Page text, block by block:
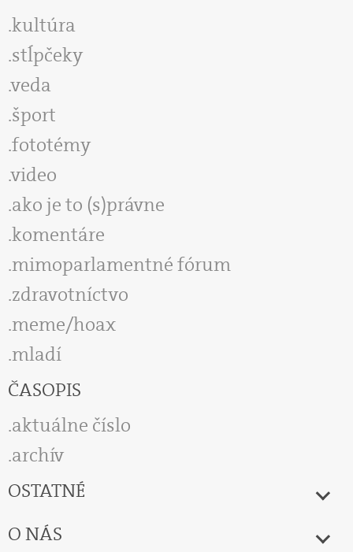
kultúra
stĺpčeky
veda
šport
fototémy
video
ako je to (s)právne
komentáre
mimoparlamentné fórum
zdravotníctvo
meme/hoax
mladí
ČASOPIS
aktuálne číslo
archív
OSTATNÉ
O NÁS